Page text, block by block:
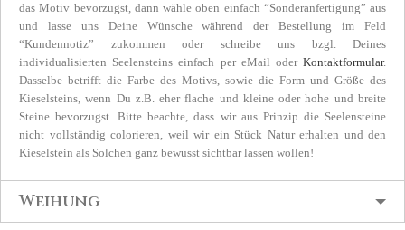
das Motiv bevorzugst, dann wähle oben einfach “Sonderanfertigung” aus
und lasse uns Deine Wünsche während der Bestellung im Feld
“Kundennotiz” zukommen oder schreibe uns bzgl. Deines
individualisierten Seelensteins einfach per eMail oder Kontaktformular.
Dasselbe betrifft die Farbe des Motivs, sowie die Form und Größe des
Kieselsteins, wenn Du z.B. eher flache und kleine oder hohe und breite
Steine bevorzugst. Bitte beachte, dass wir aus Prinzip die Seelensteine
nicht vollständig colorieren, weil wir ein Stück Natur erhalten und den
Kieselstein als Solchen ganz bewusst sichtbar lassen wollen!
Weihung